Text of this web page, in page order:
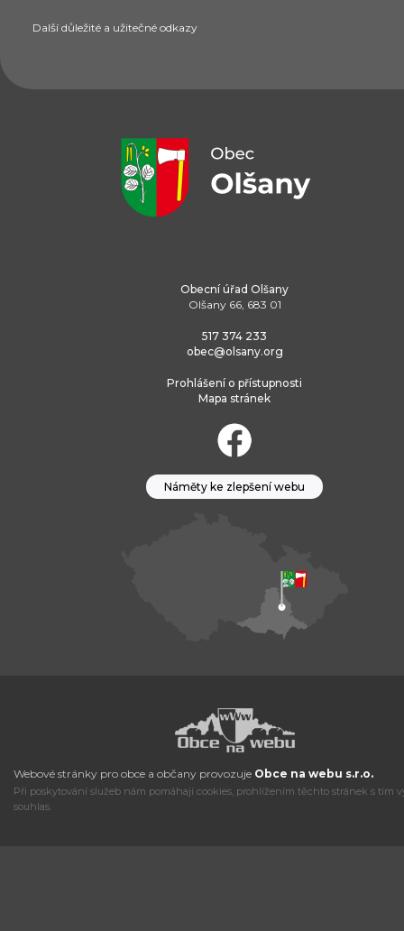
Další důležité a užitečné odkazy
Obecní úřad Olšany
Olšany 66, 683 01
517 374 233
obec@olsany.org
Prohlášení o přístupnosti
Mapa stránek
Náměty ke zlepšení webu
Webové stránky pro obce a občany provozuje Obce na webu s.r.o.
Při poskytování služeb nám pomáhají cookies, prohlížením těchto stránek s tím
souhlas.